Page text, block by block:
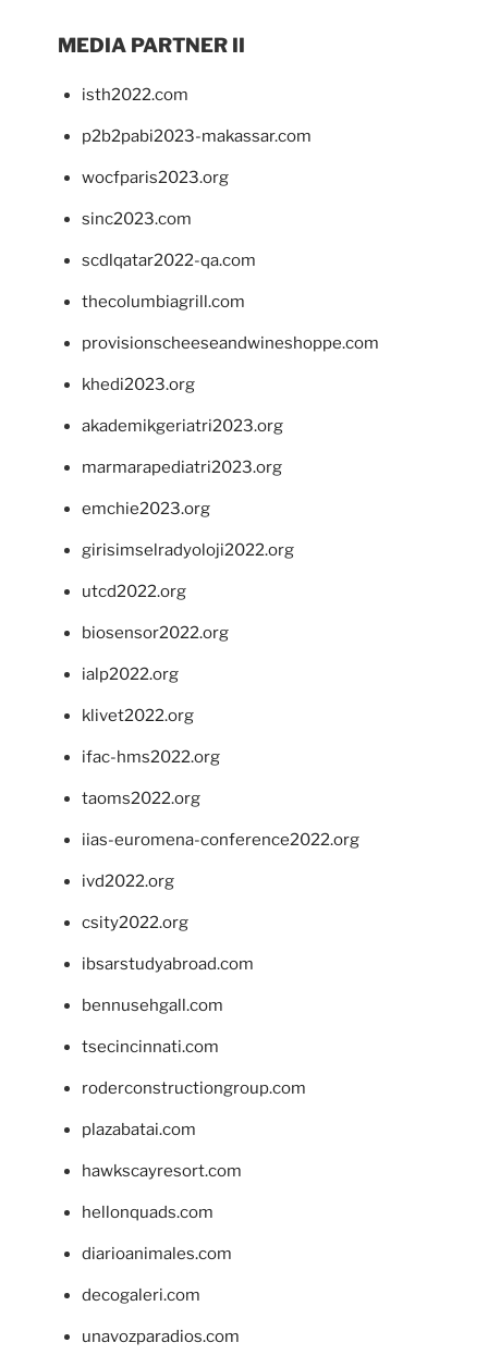
MEDIA PARTNER II
isth2022.com
p2b2pabi2023-makassar.com
wocfparis2023.org
sinc2023.com
scdlqatar2022-qa.com
thecolumbiagrill.com
provisionscheeseandwineshoppe.com
khedi2023.org
akademikgeriatri2023.org
marmarapediatri2023.org
emchie2023.org
girisimselradyoloji2022.org
utcd2022.org
biosensor2022.org
ialp2022.org
klivet2022.org
ifac-hms2022.org
taoms2022.org
iias-euromena-conference2022.org
ivd2022.org
csity2022.org
ibsarstudyabroad.com
bennusehgall.com
tsecincinnati.com
roderconstructiongroup.com
plazabatai.com
hawkscayresort.com
hellonquads.com
diarioanimales.com
decogaleri.com
unavozparadios.com